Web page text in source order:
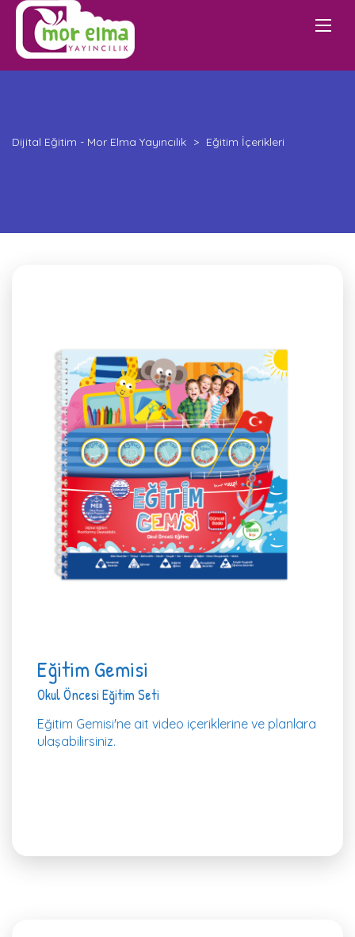
Dijital Eğitim - Mor Elma Yayıncılık > Eğitim İçerikleri
Eğitim Gemisi
Okul Öncesi Eğitim Seti
Eğitim Gemisi'ne ait video içeriklerine ve planlara
ulaşabilirsiniz.